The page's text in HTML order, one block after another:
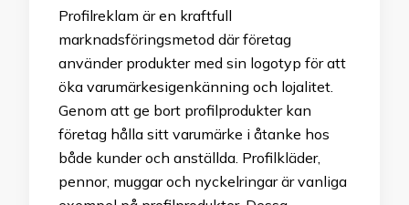
Profilreklam är en kraftfull
marknadsföringsmetod där företag
använder produkter med sin logotyp för att
öka varumärkesigenkänning och lojalitet.
Genom att ge bort profilprodukter kan
företag hålla sitt varumärke i åtanke hos
både kunder och anställda. Profilkläder,
pennor, muggar och nyckelringar är vanliga